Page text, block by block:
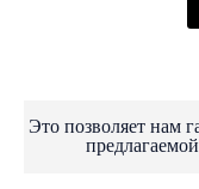
Это позволяет нам